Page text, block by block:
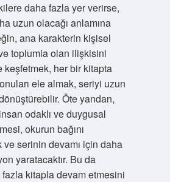
daha fazla yer verirse,
uzun olacağı anlamına
ana karakterin kişisel
ve toplumla olan ilişkisini
keşfetmek, her bir kitapta
ele almak, seriyi uzun
Öte yandan,
odaklı ve duygusal
okurun bağını
serinin devamı için daha
yaratacaktır. Bu da
kitapla devam etmesini